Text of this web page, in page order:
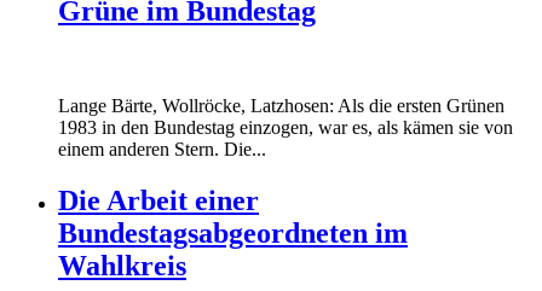
Grüne im Bundestag
Lange Bärte, Wollröcke, Latzhosen: Als die ersten Grünen
1983 in den Bundestag einzogen, war es, als kämen sie von
einem anderen Stern. Die...
Die Arbeit einer
Bundestagsabgeordneten im
Wahlkreis